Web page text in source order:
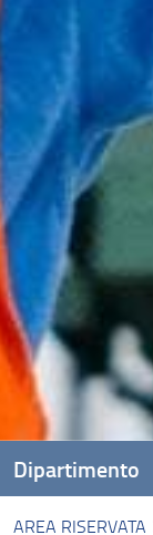
AREA RISERVATA
Dipartimento